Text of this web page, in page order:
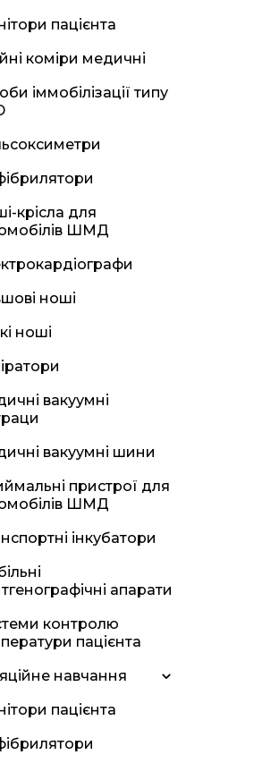
пацієнта
коміри медичні
іммобілізації типу
крісла для
ШМД
ноші
ноші
вакуумні
вакуумні шини
пристрої для
ШМД
інкубатори
апарати
контролю
пацієнта
навчання
пацієнта